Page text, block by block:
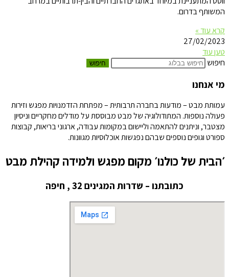
המשותף בדרום.
קרא עוד »
27/02/2023
טען עוד
חיפוש
חיפוש
מי אנחנו
עמותת מבט – מודעות בחברה תרבותית – מפתחת הזדמנויות מפגש וזירות
פעולה נוספות. המתודולוגיה של מבט מבוססת על מודלים מחקריים וניסיון
מצטבר, וניתנים להתאמה וליישום במקומות עבודה, ארגוני בריאות, קבוצות
ספורט וגופים נוספים שבהם נפגשות אוכלוסיות מגוונות.
׳הבית של כולנו׳ מקום מפגש ולמידה קהילת מבט
כתובתנו – שדרות המגינים 32 , חיפה